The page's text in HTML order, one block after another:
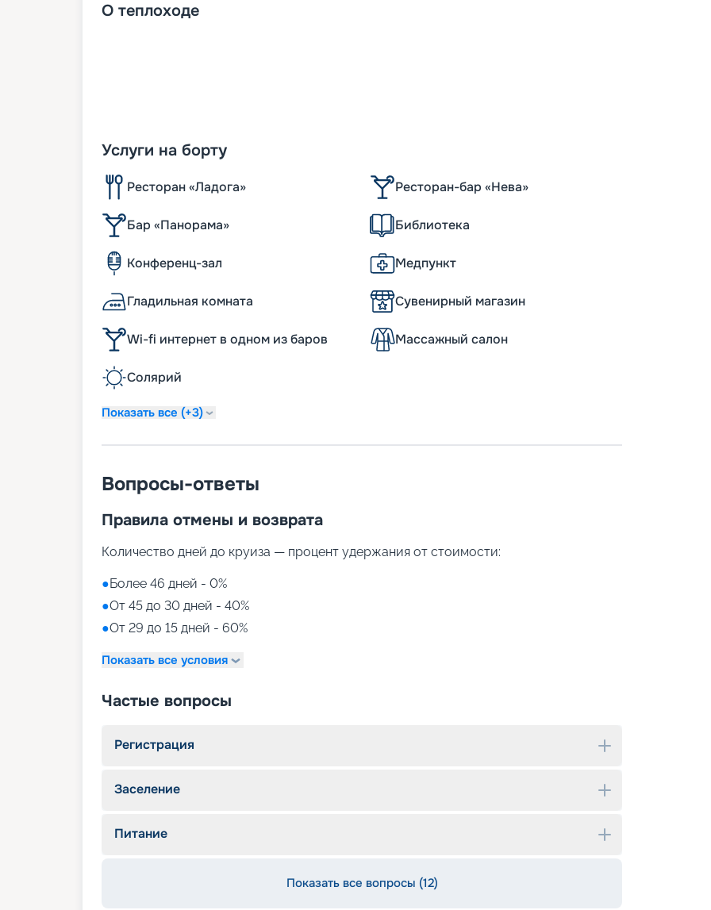
О теплоходе
Услуги на борту
Ресторан «Ладога» Ресторан-бар «Нева»
Бар «Панорама» Библиотека
Конференц-зал Медпункт
Гладильная комната Сувенирный магазин
Wi-fi интернет в одном из баров Массажный салон
Солярий
Показать все (+3)
Вопросы-ответы
Правила отмены и возврата
Количество дней до круиза — процент удержания от стоимости:
●Более 46 дней - 0%
●От 45 до 30 дней - 40%
●От 29 до 15 дней - 60%
Показать все условия
Частые вопросы
Регистрация
Заселение
Питание
Показать все вопросы (12)